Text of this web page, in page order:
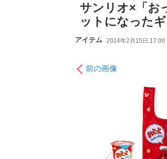
サンリオ×「お
ットになった
アイテム 2024年2月15日 17:00
前の画像